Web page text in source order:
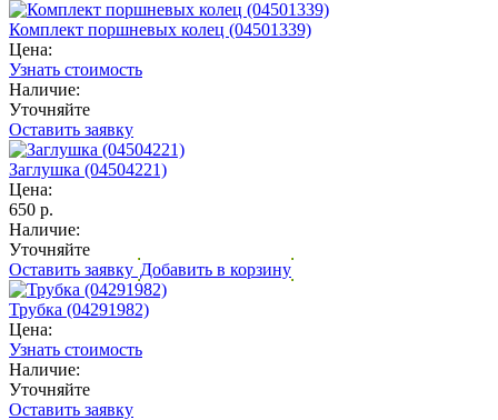
Комплект поршневых колец (04501339)
Цена:
Узнать стоимость
Наличие:
Уточняйте
Оставить заявку
Заглушка (04504221)
Цена:
650 р.
Наличие:
Уточняйте
Оставить заявку Добавить в корзину
Трубка (04291982)
Цена:
Узнать стоимость
Наличие:
Уточняйте
Оставить заявку